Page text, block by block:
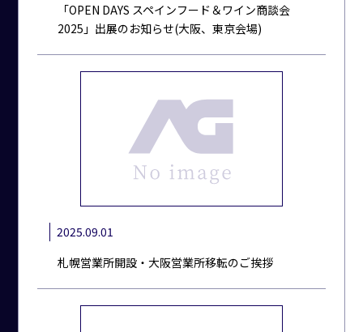
「OPEN DAYS スペインフード＆ワイン商談会
2025」出展のお知らせ(大阪、東京会場)
2025.09.01
札幌営業所開設・大阪営業所移転のご挨拶